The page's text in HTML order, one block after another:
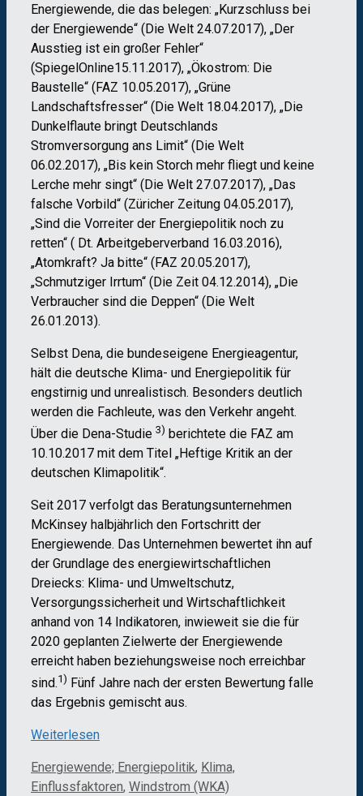
Energiewende, die das belegen: „Kurzschluss bei
der Energiewende“ (Die Welt 24.07.2017), „Der
Ausstieg ist ein großer Fehler“
(SpiegelOnline15.11.2017), „Ökostrom: Die
Baustelle“ (FAZ 10.05.2017), „Grüne
Landschaftsfresser“ (Die Welt 18.04.2017), „Die
Dunkelflaute bringt Deutschlands
Stromversorgung ans Limit“ (Die Welt
06.02.2017), „Bis kein Storch mehr fliegt und keine
Lerche mehr singt“ (Die Welt 27.07.2017), „Das
falsche Vorbild“ (Züricher Zeitung 04.05.2017),
„Sind die Vorreiter der Energiepolitik noch zu
retten“ ( Dt. Arbeitgeberverband 16.03.2016),
„Atomkraft? Ja bitte“ (FAZ 20.05.2017),
„Schmutziger Irrtum“ (Die Zeit 04.12.2014), „Die
Verbraucher sind die Deppen“ (Die Welt
26.01.2013).
Selbst Dena, die bundeseigene Energieagentur,
hält die deutsche Klima- und Energiepolitik für
engstirnig und unrealistisch. Besonders deutlich
werden die Fachleute, was den Verkehr angeht.
Über die Dena-Studie 3) berichtete die FAZ am
10.10.2017 mit dem Titel „Heftige Kritik an der
deutschen Klimapolitik“.
Seit 2017 verfolgt das Beratungsunternehmen
McKinsey halbjährlich den Fortschritt der
Energiewende. Das Unternehmen bewertet ihn auf
der Grundlage des energiewirtschaftlichen
Dreiecks: Klima- und Umweltschutz,
Versorgungssicherheit und Wirtschaftlichkeit
anhand von 14 Indikatoren, inwieweit sie die für
2020 geplanten Zielwerte der Energiewende
erreicht haben beziehungsweise noch erreichbar
sind.1) Fünf Jahre nach der ersten Bewertung falle
das Ergebnis gemischt aus.
Weiterlesen
Kategorien
Energiewende; Energiepolitik, Klima,
Einflussfaktoren, Windstrom (WKA)